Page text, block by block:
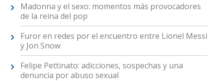
Madonna y el sexo: momentos más provocadores
de la reina del pop
Furor en redes por el encuentro entre Lionel Messi
y Jon Snow
Felipe Pettinato: adicciones, sospechas y una
denuncia por abuso sexual